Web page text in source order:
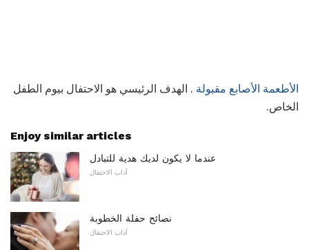
الأطعمة الأصابع مقبولة . الهدف الرئيسي هو الاحتفال بيوم الطفل
الخاص.
Enjoy similar articles
عندما لا يكون لديك هدية للتبادل
آداب الاحتفال
نصائح حفلة الخطوبة
آداب الاحتفال